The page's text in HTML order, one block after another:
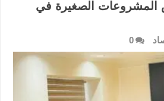
المشروعات الصغيرة في
0